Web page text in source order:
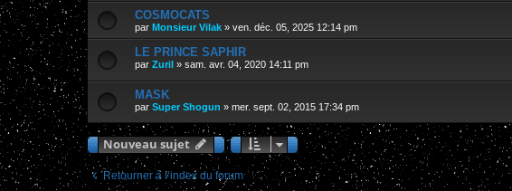
COSMOCATS
par Monsieur Vilak » ven. déc. 05, 2025 12:14 pm
LE PRINCE SAPHIR
par Zuril » sam. avr. 04, 2020 14:11 pm
MASK
par Super Shogun » mer. sept. 02, 2015 17:34 pm
Nouveau sujet
Retourner à l’index du forum